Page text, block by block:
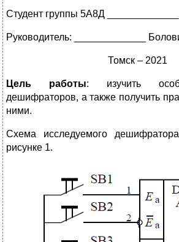
Студент группы 5А8Д
Руководитель: _____________
Томск – 2021
Цель работы: изучить
дешифраторов, а также получить
ними.
Схема исследуемого
рисунке 1.